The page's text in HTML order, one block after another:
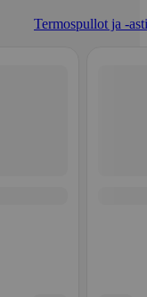
Termospullot ja -